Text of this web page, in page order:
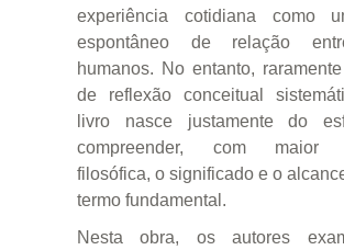
experiência cotidiana como
espontâneo de relação
humanos. No entanto,
de reflexão conceitual
livro nasce justamente do
compreender, com maior
filosófica, o significado e o
termo fundamental.
Nesta obra, os autores